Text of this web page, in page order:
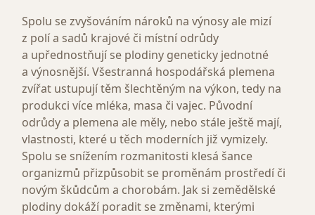
Spolu se zvyšováním nároků na výnosy ale mizí
z polí a sadů krajové či místní odrůdy
a upřednostňují se plodiny geneticky jednotné
a výnosnější. Všestranná hospodářská plemena
zvířat ustupují těm šlechtěným na výkon, tedy na
produkci více mléka, masa či vajec. Původní
odrůdy a plemena ale měly, nebo stále ještě mají,
vlastnosti, které u těch moderních již vymizely.
Spolu se snížením rozmanitosti klesá šance
organizmů přizpůsobit se proměnám prostředí či
novým škůdcům a chorobám. Jak si zemědělské
plodiny dokáží poradit se změnami, kterými